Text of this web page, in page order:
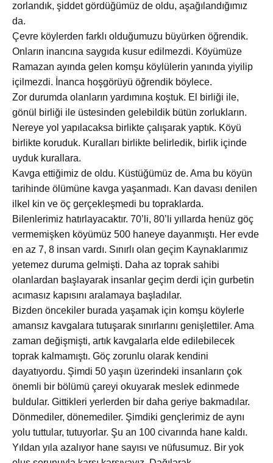
zorlandık, şiddet gördüğümüz de oldu, aşağılandığımız
da.
Çevre köylerden farklı olduğumuzu büyürken öğrendik.
Onların inancına saygıda kusur edilmezdi. Köyümüze
Ramazan ayında gelen komşu köylülerin yanında yiyilip
içilmezdi. İnanca hoşgörüyü öğrendik böylece.
Zor durumda olanların yardımına koştuk. El birliği ile,
gönül birliği ile üstesinden gelebildik bütün zorlukların.
Nereye yol yapılacaksa birlikte çalışarak yaptık. Köyü
birlikte koruduk. Kuralları birlikte belirledik, birlik içinde
uyduk kurallara.
Kavga ettiğimiz de oldu. Küstüğümüz de. Ama bu köyün
tarihinde ölümüne kavga yaşanmadı. Kan davası denilen
ilkel kin ve öç gerçekleşmedi bu topraklarda.
Bilenlerimiz hatırlayacaktır. 70’li, 80’li yıllarda henüz göç
vermemişken köyümüz 500 haneye dayanmıştı. Her evde
en az 7, 8 insan vardı. Sınırlı olan geçim Kaynaklarımız
yetemez duruma gelmişti. Daha az toprak sahibi
olanlardan başlayarak insanlar geçim derdi için gurbetin
acımasız kapısını aralamaya başladılar.
Bizden öncekiler burada yaşamak için komşu köylerle
amansız kavgalara tutuşarak sınırlarını genişlettiler. Ama
zaman değişmişti, artık kavgalarla elde edilebilecek
toprak kalmamıştı. Göç zorunlu olarak kendini
dayatıyordu. Şimdi 50 yaşın üzerindeki insanların çok
önemli bir bölümü çareyi okuyarak meslek edinmede
buldular. Gittikleri yerlerden bir daha geriye bakmadılar.
Dönmediler, dönemediler. Şimdiki gençlerimiz de aynı
yolu tuttular, tutuyorlar. Şu an 100 civarında hane kaldı.
Yıldan yıla azalıyor hane sayısı ve nüfusumuz. Bir yok